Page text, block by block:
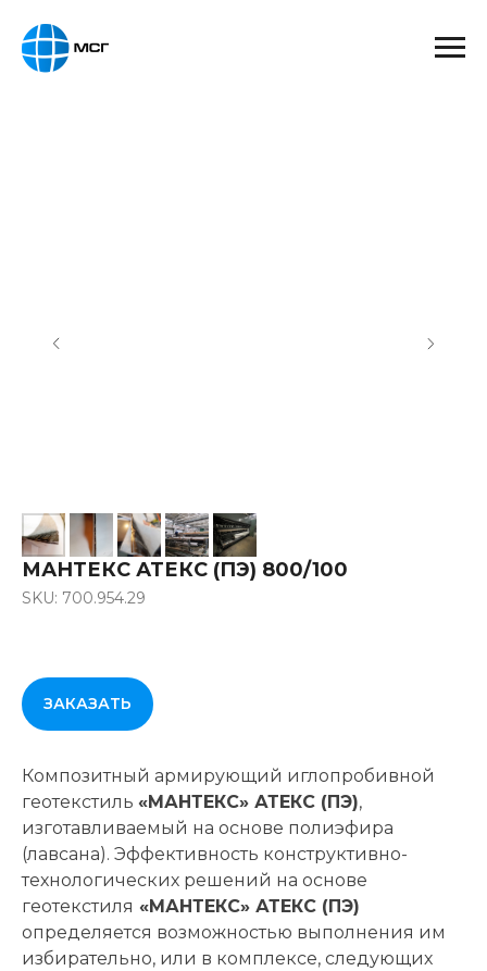
МАНТЕКС АТЕКС (ПЭ) 800/100
SKU: 700.954.29
ЗАКАЗАТЬ
Композитный армирующий иглопробивной
геотекстиль «МАНТЕКС» АТЕКС (ПЭ),
изготавливаемый на основе полиэфира
(лавсана). Эффективность конструктивно-
технологических решений на основе
геотекстиля «МАНТЕКС» АТЕКС (ПЭ)
определяется возможностью выполнения им
избирательно, или в комплексе, следующих